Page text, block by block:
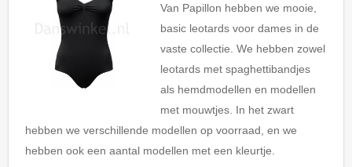
Van Papillon hebben we mooie,
basic leotards voor dames in de
vaste collectie. We hebben zowel
leotards met spaghettibandjes
als hemdmodellen en modellen
met mouwtjes. In het zwart
hebben we verschillende modellen op voorraad, en we
hebben ook een aantal modellen met een kleurtje.